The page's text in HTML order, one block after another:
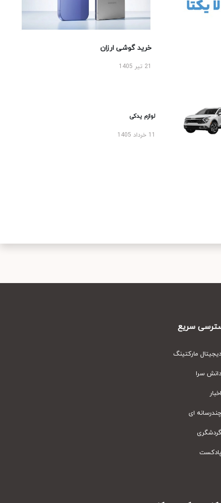
خرید گوشی ارزان
لوازم یدکی
سریع
مارکتینگ
سرا
ای